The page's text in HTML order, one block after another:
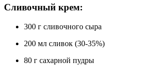
Сливочный крем:
300 г сливочного сыра
200 мл сливок (30-35%)
80 г сахарной пудры